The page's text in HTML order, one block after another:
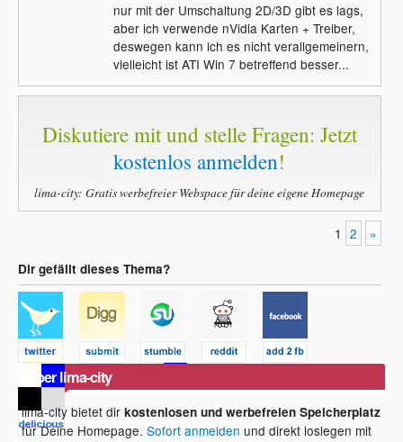
nur mit der Umschaltung 2D/3D gibt es lags,
aber ich verwende nVidia Karten + Treiber,
deswegen kann ich es nicht verallgemeinern,
vielleicht ist ATI Win 7 betreffend besser...
Diskutiere mit und stelle Fragen: Jetzt
kostenlos anmelden!
lima-city: Gratis werbefreier Webspace für deine eigene Homepage
1 2 »
Dir gefällt dieses Thema?
Über lima-city
lima-city bietet dirkostenlosen und werbefreien Speicherplatz
für Deine Homepage.Sofort anmelden und direkt loslegen mit